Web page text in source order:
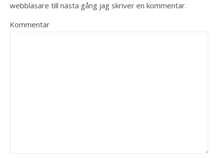
webbläsare till nästa gång jag skriver en kommentar.
Kommentar